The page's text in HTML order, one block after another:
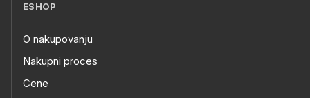
ESHOP
O nakupovanju
Nakupni proces
Cene